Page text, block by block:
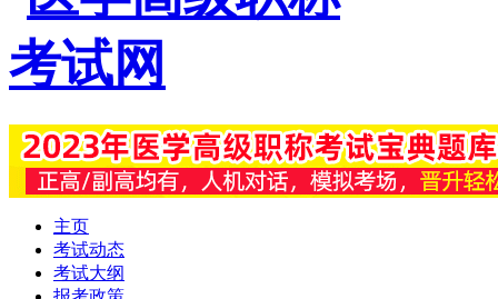
主页
考试动态
考试大纲